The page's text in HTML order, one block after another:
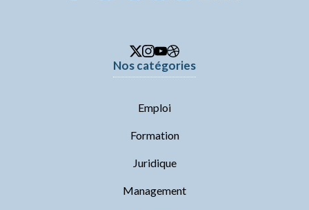
Nos catégories
Emploi
Formation
Juridique
Management